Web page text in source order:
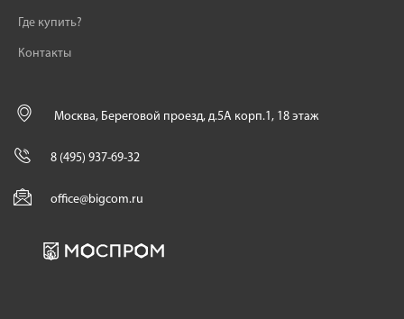
Где купить?
Контакты
Москва, Береговой проезд, д.5А корп.1, 18 этаж
8 (495) 937-69-32
office@bigcom.ru